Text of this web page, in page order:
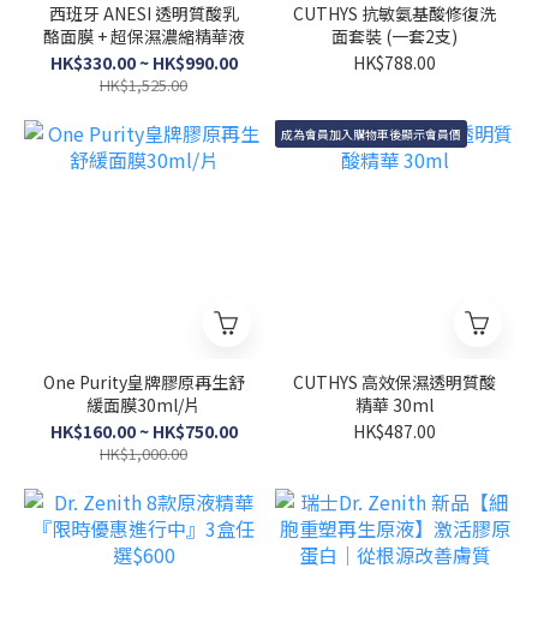
西班牙 ANESI 透明質酸乳
酪面膜 + 超保濕濃縮精華液
HK$330.00 ~ HK$990.00
HK$1,525.00
CUTHYS 抗敏氨基酸修復洗
面套裝 (一套2支)
HK$788.00
One Purity皇牌膠原再生舒
緩面膜30ml/片
HK$160.00 ~ HK$750.00
HK$1,000.00
成為會員加入購物車後顯示會員價
CUTHYS 高效保濕透明質酸
精華 30ml
HK$487.00